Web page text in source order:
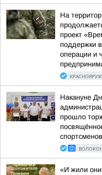
На
проект
поддержки
операции и
Накануне
прошло
«И жили